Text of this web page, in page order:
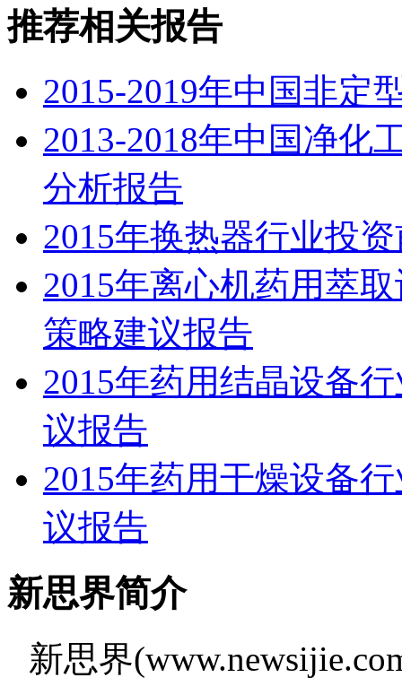
推荐相关报告
2015-2019年中国非定
2013-2018年中国净化
分析报告
2015年换热器行业投
2015年离心机药用萃
策略建议报告
2015年药用结晶设备
议报告
2015年药用干燥设备
议报告
新思界简介
新思界